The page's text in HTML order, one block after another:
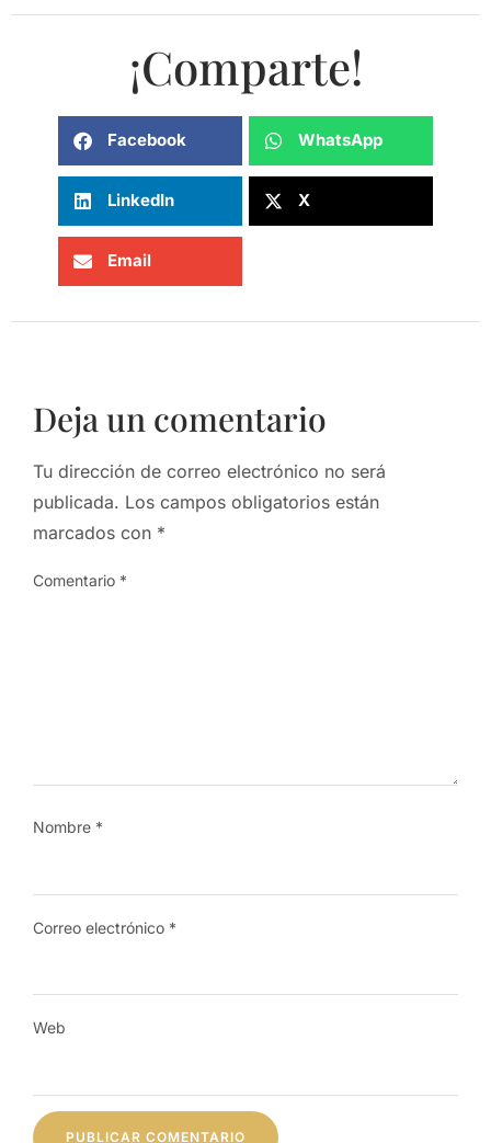
¡Comparte!
Facebook WhatsApp
LinkedIn X
Email
Deja un comentario
Tu dirección de correo electrónico no será
publicada. Los campos obligatorios están
marcados con *
Comentario *
Nombre *
Correo electrónico *
Web